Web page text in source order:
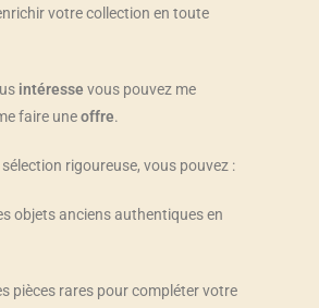
votre collection en toute
intéresse vous pouvez me
faire uneoffre.
rigoureuse, vous pouvez :
objets anciens authentiques en
pièces rares pour compléter votre